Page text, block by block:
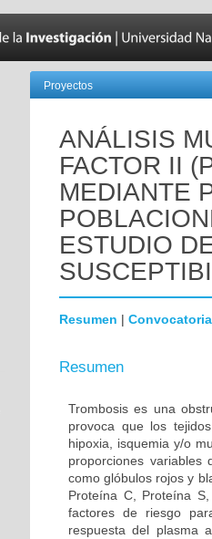
Proyectos
ANÁLISIS
FACTOR II
MEDIANTE
ESTUDIO
Resumen | Convocatoria
Resumen
Trombosis es una
provoca que los
hipoxia, isquemia y/o
proporciones variables
como glóbulos rojos y
Proteína C, Proteína
factores de riesgo
respuesta del plasma